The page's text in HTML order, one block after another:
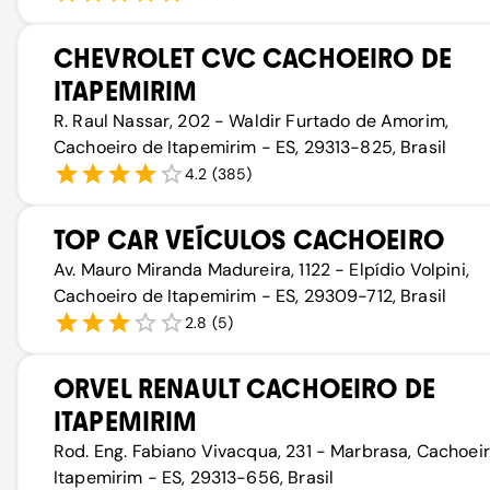
CHEVROLET CVC CACHOEIRO DE
ITAPEMIRIM
R. Raul Nassar, 202 - Waldir Furtado de Amorim,
Cachoeiro de Itapemirim - ES, 29313-825, Brasil
4.2 (385)
TOP CAR VEÍCULOS CACHOEIRO
Av. Mauro Miranda Madureira, 1122 - Elpídio Volpini,
Cachoeiro de Itapemirim - ES, 29309-712, Brasil
2.8 (5)
ORVEL RENAULT CACHOEIRO DE
ITAPEMIRIM
Rod. Eng. Fabiano Vivacqua, 231 - Marbrasa,
Itapemirim - ES, 29313-656, Brasil